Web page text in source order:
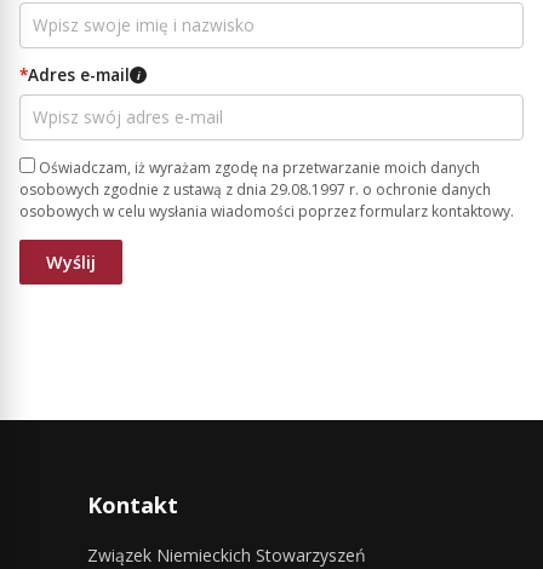
*Adres e-mail i
Oświadczam, iż wyrażam zgodę na przetwarzanie moich danych
osobowych zgodnie z ustawą z dnia 29.08.1997 r. o ochronie danych
osobowych w celu wysłania wiadomości poprzez formularz kontaktowy.
Kontakt
Związek Niemieckich Stowarzyszeń